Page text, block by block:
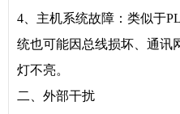
4、主机系统故障：类似于
统也可能因总线损坏、通讯
灯不亮。
二、外部干扰